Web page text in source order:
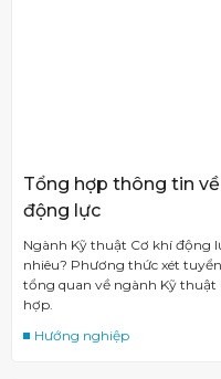
Tổng hợp thông tin
động lực
Ngành Kỹ thuật Cơ khí động
nhiêu? Phương thức xét
tổng quan về ngành Kỹ
hợp.
Hướng nghiệp